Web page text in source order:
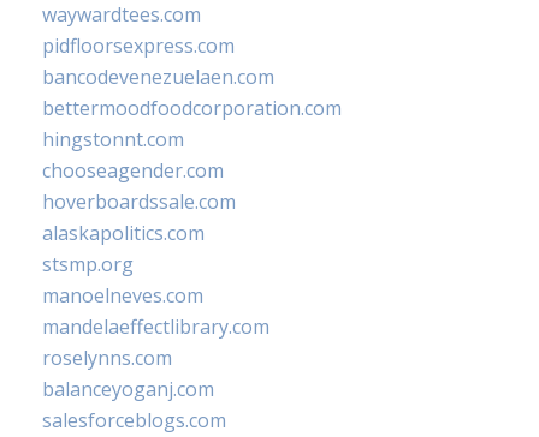
waywardtees.com
pidfloorsexpress.com
bancodevenezuelaen.com
bettermoodfoodcorporation.com
hingstonnt.com
chooseagender.com
hoverboardssale.com
alaskapolitics.com
stsmp.org
manoelneves.com
mandelaeffectlibrary.com
roselynns.com
balanceyoganj.com
salesforceblogs.com